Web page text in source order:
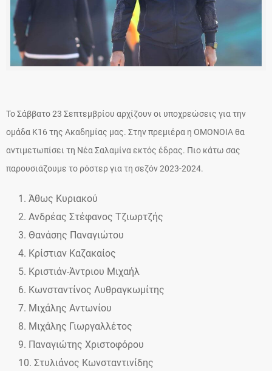
Το Σάββατο 23 Σεπτεμβρίου αρχίζουν οι υποχρεώσεις για την
ομάδα Κ16 της Ακαδημίας μας. Στην πρεμιέρα η ΟΜΟΝΟΙΑ θα
αντιμετωπίσει τη Νέα Σαλαμίνα εκτός έδρας. Πιο κάτω σας
παρουσιάζουμε το ρόστερ για τη σεζόν 2023-2024.
Άθως Κυριακού
Ανδρέας Στέφανος Τζιωρτζής
Θανάσης Παναγιώτου
Κρίστιαν Καζακαίος
Κριστιάν-Άντριου Μιχαήλ
Κωνσταντίνος Λυθραγκωμίτης
Μιχάλης Αντωνίου
Μιχάλης Γιωργαλλέτος
Παναγιώτης Χριστοφόρου
Στυλιάνος Κωνσταντινίδης